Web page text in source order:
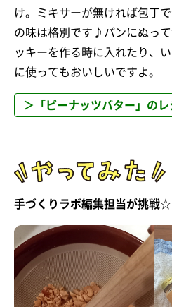
け。ミキサーが無ければ包丁
の味は格別です♪パンにぬっ
ッキーを作る時に入れたり、
に使ってもおいしいですよ。
＞「ピーナッツバター」のレ
手づくりラボ編集担当が挑戦☆